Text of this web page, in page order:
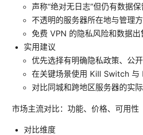
声称“绝对无日志”但仍有数据
不透明的服务器所在地与管理
免费 VPN 的隐私风险和数据出
实用建议
优先选择有明确隐私政策、公
在关键场景使用 Kill Switch 与
对比同城和跨地区服务器的实
市场主流对比：功能、价格、可用性
对比维度